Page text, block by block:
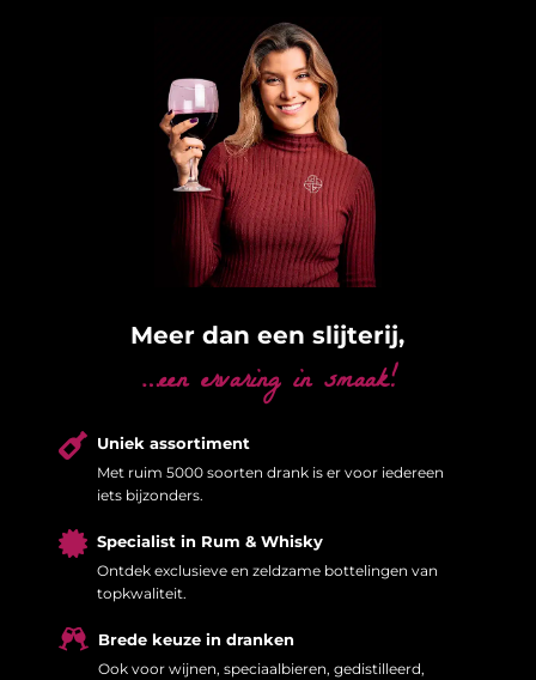
Meer dan een slijterij,
…een ervaring in smaak!
 Uniek assortiment
Met ruim 5000 soorten drank is er voor iedereen
iets bijzonders.
 Specialist in Rum & Whisky
Ontdek exclusieve en zeldzame bottelingen van
topkwaliteit.
 Brede keuze in dranken
Ook voor wijnen, speciaalbieren, gedistilleerd,